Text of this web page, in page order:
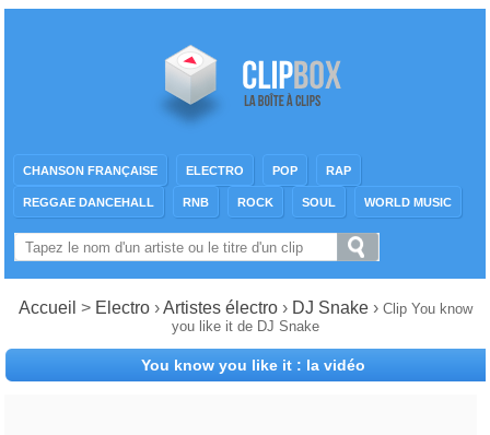
CHANSON FRANÇAISE ELECTRO POP RAP
REGGAE DANCEHALL RNB ROCK SOUL WORLD MUSIC
Accueil > Electro ›Artistes électro› DJ Snake › Clip You know
you like it de DJ Snake
You know you like it : la vidéo